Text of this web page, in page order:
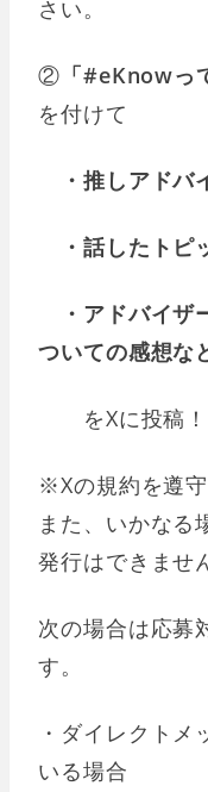
さい。
② 「#eKnowっ
を付けて
・推しアドバ
・話したトピ
・アドバイ
ついての感想な
をXに投稿！
※Xの規約を遵守
また、いかなる
発行はできませ
次の場合は応募
す。
・ダイレクトメ
いる場合